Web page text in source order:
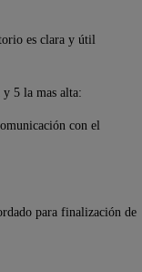
es clara y útil
5 la mas alta:
con el
para finalización de